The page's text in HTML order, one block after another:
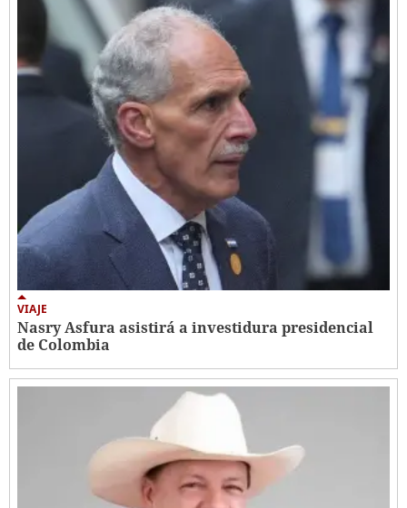
VIAJE
Nasry Asfura asistirá a investidura presidencial
de Colombia